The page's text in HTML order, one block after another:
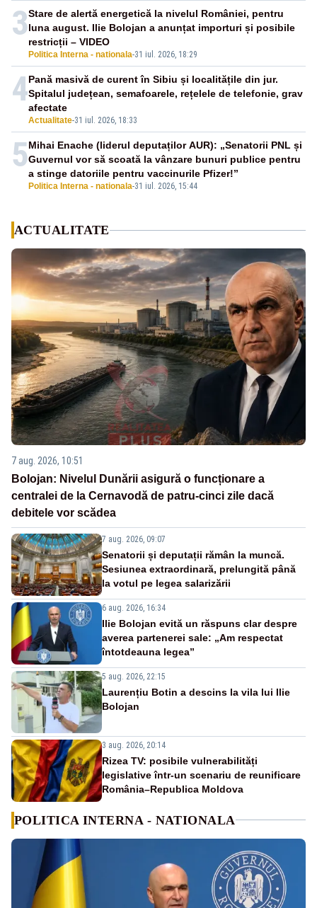
3
Politica Interna - nationala-31 iul. 2026, 18:29
Stare de alertă energetică la nivelul României, pentru
luna august. Ilie Bolojan a anunțat importuri și posibile
restricții – VIDEO
4
Actualitate-31 iul. 2026, 18:33
Pană masivă de curent în Sibiu și localitățile din jur.
Spitalul județean, semafoarele, rețelele de telefonie, grav
afectate
5
Politica Interna - nationala-31 iul. 2026, 15:44
Mihai Enache (liderul deputaților AUR): „Senatorii PNL și
Guvernul vor să scoată la vânzare bunuri publice pentru
a stinge datoriile pentru vaccinurile Pfizer!”
ACTUALITATE
7 aug. 2026, 10:51
Bolojan: Nivelul Dunării asigură o funcționare a
centralei de la Cernavodă de patru-cinci zile dacă
debitele vor scădea
7 aug. 2026, 09:07
Senatorii și deputații rămân la muncă.
Sesiunea extraordinară, prelungită până
la votul pe legea salarizării
6 aug. 2026, 16:34
Ilie Bolojan evită un răspuns clar despre
averea partenerei sale: „Am respectat
întotdeauna legea”
5 aug. 2026, 22:15
Laurențiu Botin a descins la vila lui Ilie
Bolojan
3 aug. 2026, 20:14
Rizea TV: posibile vulnerabilități
legislative într-un scenariu de reunificare
România–Republica Moldova
POLITICA INTERNA - NATIONALA